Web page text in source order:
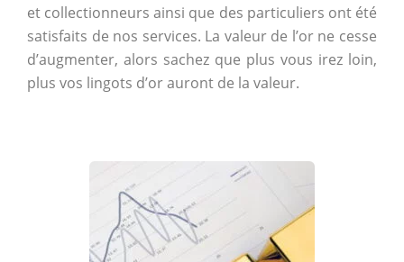
et collectionneurs ainsi que des particuliers ont été
satisfaits de nos services. La valeur de l’or ne cesse
d’augmenter, alors sachez que plus vous irez loin,
plus vos lingots d’or auront de la valeur.